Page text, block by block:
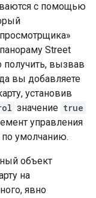
с помощью
Street
вызвав
вы добавляете
установив
значение true
управления
по умолчанию.
объект
на
явно